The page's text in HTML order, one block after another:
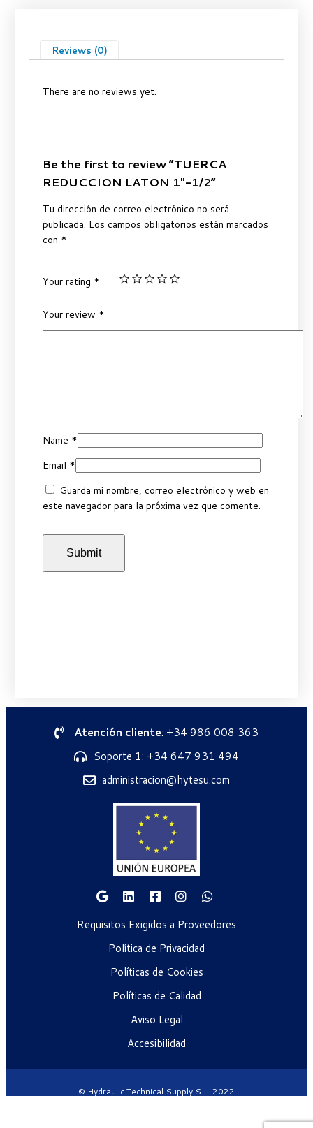
Reviews (0)
There are no reviews yet.
Be the first to review “TUERCA
REDUCCION LATON 1″-1/2”
Tu dirección de correo electrónico no será
publicada. Los campos obligatorios están marcados
con *
Your rating *
Your review *
Name *
Email *
Guarda mi nombre, correo electrónico y web en
este navegador para la próxima vez que comente.
Atención cliente: +34 986 008 363
Soporte 1: +34 647 931 494
administracion@hytesu.com
Requisitos Exigidos a Proveedores
Política de Privacidad
Políticas de Cookies
Políticas de Calidad
Aviso Legal
Accesibilidad
© Hydraulic Technical Supply S.L. 2022